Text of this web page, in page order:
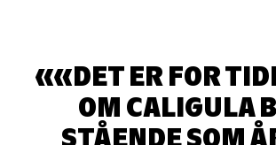
«DET ER FOR
OM CALIGULA